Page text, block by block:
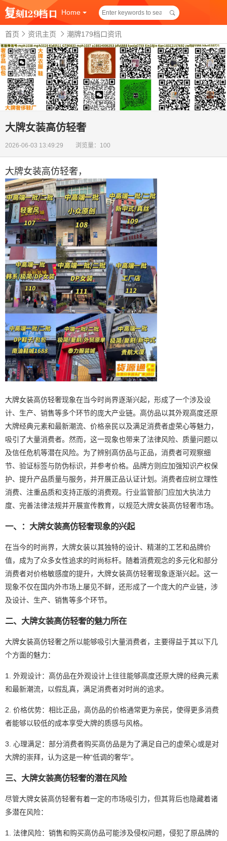
Home
首页 资讯主页 潮牌179档口资讯
大牌女装高仿轻奢
2026-06-03 13:49:29 浏览量：100
大牌女装高仿轻奢，
大牌女装高仿轻奢现象在当今时尚界逐渐兴起，形成了一个涉及设
计、生产、销售等多个环节的庞大产业链。高仿品以其外观高度还原
大牌经典元素和最新潮流、价格亲民以及满足消费者虚荣心等魅力，
吸引了大量消费者。然而，这一现象也带来了法律风险、质量问题以
及信任危机等潜在风险。为了辨别高仿品与正品，消费者可观察细
节、验证标签与防伪标识，并参考价格。品牌方则应加强知识产权保
护、提升产品质量与服务，并开展正品认证计划。消费者应树立理性
消费、注重品质和支持正版的消费观。行业监管部门应加大执法力
度、完善法律法规并开展宣传教育，以规范大牌女装高仿轻奢市场。
一、：大牌女装高仿轻奢现象的兴起
在当今的时尚界，大牌女装以其独特的设计、精湛的工艺和品牌价
值，成为了众多女性追求的时尚标杆。随着消费观念的多元化和部分
消费者对价格敏感度的提升，大牌女装高仿轻奢现象逐渐兴起。这一
现象不仅在国内外市场上屡见不鲜，还形成了一个庞大的产业链，涉
及设计、生产、销售等多个环节。
二、大牌女装高仿轻奢的魅力所在
大牌女装高仿轻奢之所以能够吸引大量消费者，主要得益于其以下几
个方面的魅力：
1. 外观设计：高仿品在外观设计上往往能够高度还原大牌的经典元素
和最新潮流，以假乱真，满足消费者对时尚的追求。
2. 价格优势：相比正品，高仿品的价格通常更为亲民，使得更多消费
者能够以较低的成本享受大牌的质感与风格。
3. 心理满足：部分消费者购买高仿品是为了满足自己的虚荣心或是对
大牌的崇拜，认为这是一种“低调的奢华”。
三、大牌女装高仿轻奢的潜在风险
尽管大牌女装高仿轻奢有着一定的市场吸引力，但其背后也隐藏着诸
多潜在风险：
1. 法律风险：销售和购买高仿品可能涉及侵权问题，侵犯了原品牌的